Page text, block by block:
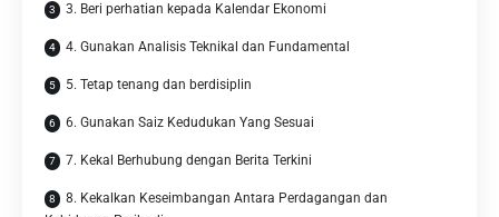
3. Beri perhatian kepada Kalendar Ekonomi
4. Gunakan Analisis Teknikal dan Fundamental
5. Tetap tenang dan berdisiplin
6. Gunakan Saiz Kedudukan Yang Sesuai
7. Kekal Berhubung dengan Berita Terkini
8. Kekalkan Keseimbangan Antara Perdagangan dan